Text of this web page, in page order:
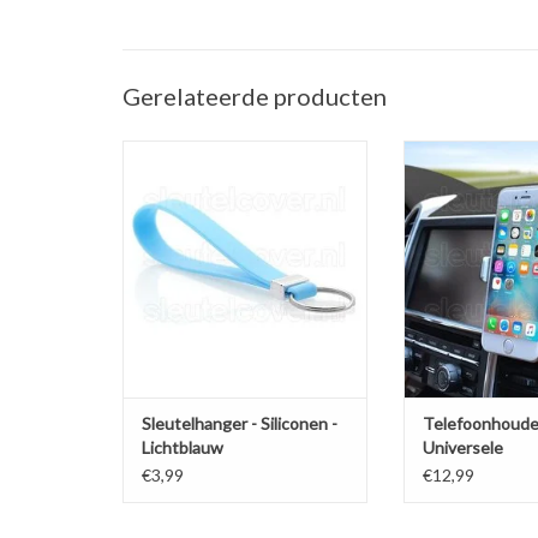
Gerelateerde producten
TOEVOEGEN AAN WINKELWAGEN
Sleutelhanger - Siliconen -
Lichtblauw
€3,99
Telefoonhouder
(Universele
in de
TOEVOEGEN AAN
Universele
ventilatiehouder
€12,99